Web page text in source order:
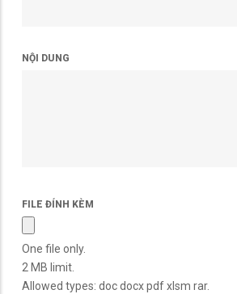
NỘI DUNG
FILE ĐÍNH KÈM
One file only.
2 MB limit.
Allowed types: doc docx pdf xlsm rar.